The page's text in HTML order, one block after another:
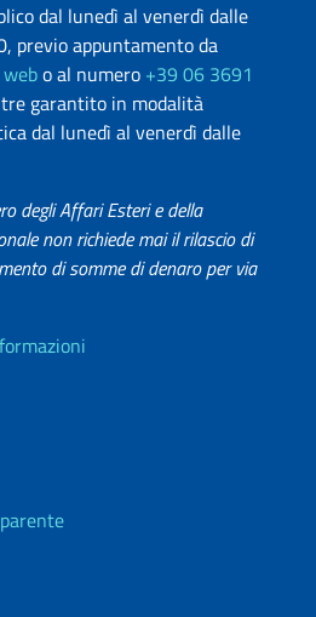
dal lunedì al venerdì dalle
previo appuntamento da
o al numero +39 06 3691
garantito in modalità
dal lunedì al venerdì dalle
degli Affari Esteri e della
non richiede mai il rilascio di
di somme di denaro per via